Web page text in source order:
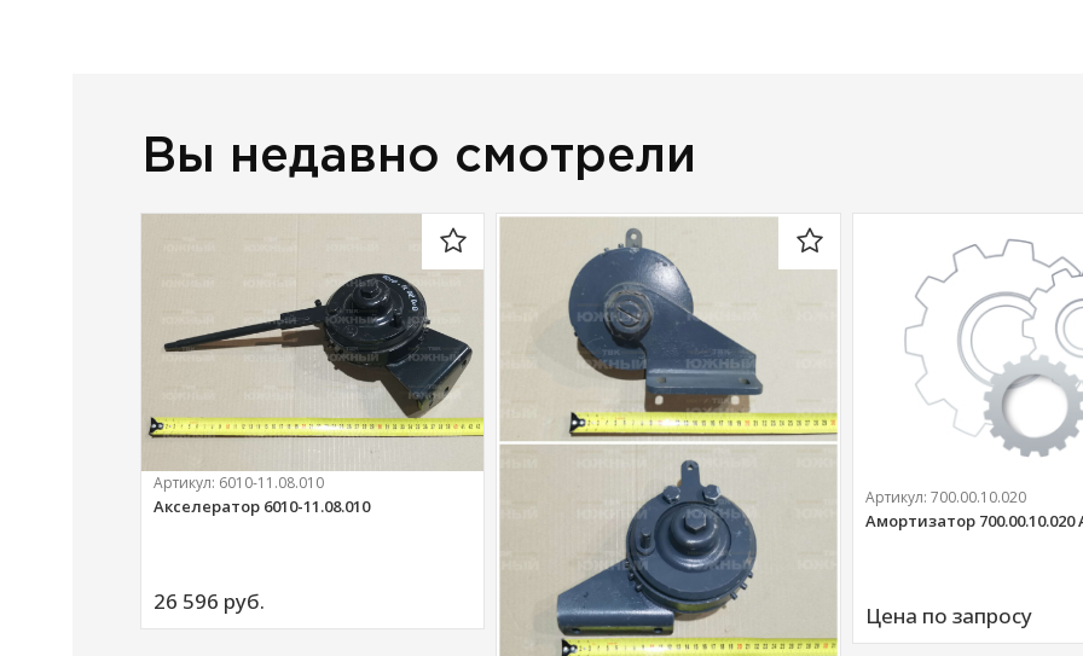
Вы недавно смотрели
Артикул: 6010-11.08.010
Акселератор 6010-11.08.010
26 596 руб.
Артикул:700.00.10.020
Амортизатор
Цена по запросу